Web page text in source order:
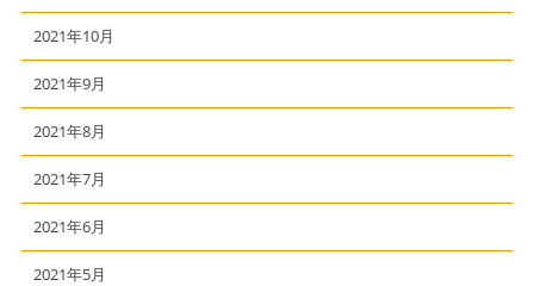
2021年10月
2021年9月
2021年8月
2021年7月
2021年6月
2021年5月